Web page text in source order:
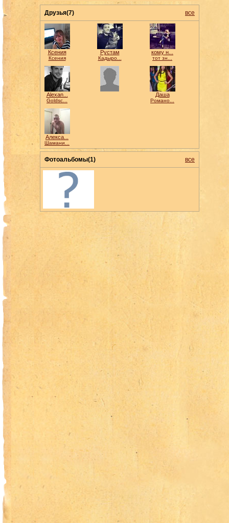
Друзья(7) все
Ксения
Ксения
Рустам
Кадыро...
кому н...
тот зн...
Alexan...
Goldsc...
Даша
Романо...
Алекса...
Шамани...
Фотоальбомы(1) все